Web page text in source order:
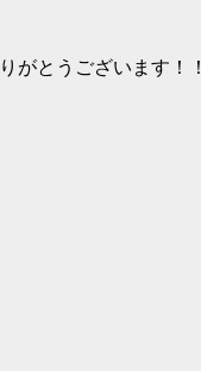
がとうございます！！